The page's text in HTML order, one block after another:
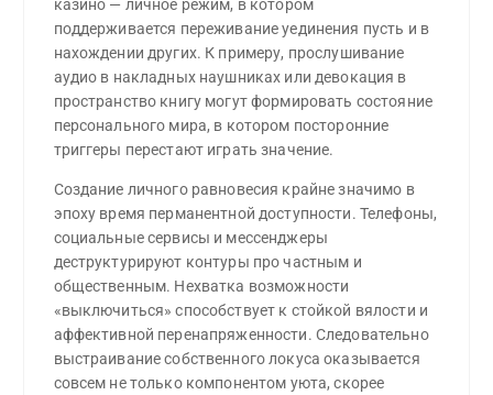
казино — личное режим, в котором
поддерживается переживание уединения пусть и в
нахождении других. К примеру, прослушивание
аудио в накладных наушниках или девокация в
пространство книгу могут формировать состояние
персонального мира, в котором посторонние
триггеры перестают играть значение.
Создание личного равновесия крайне значимо в
эпоху время перманентной доступности. Телефоны,
социальные сервисы и мессенджеры
деструктурируют контуры про частным и
общественным. Нехватка возможности
«выключиться» способствует к стойкой вялости и
аффективной перенапряженности. Следовательно
выстраивание собственного локуса оказывается
совсем не только компонентом уюта, скорее